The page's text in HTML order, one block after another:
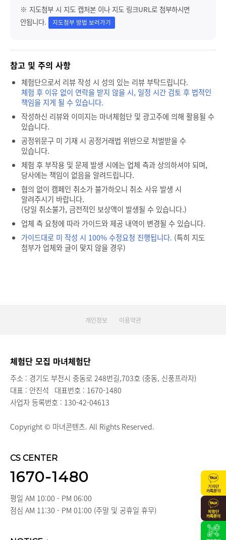
※ 지도첨부 시 지도 캡처본 이나 지도 링크URL로 첨부하시면
안됩니다.
지도첨부 방법 보러가기
참고 및 주의 사항
체험단으로서 리뷰 작성 시 성의 있는 리뷰 부탁드립니다.
체험 후 이유 없이 연락을 받지 않을 시, 일정 시간 검토 후 법적인
책임을 지게 될 수 있습니다.
작성하신 리뷰와 이미지는 마녀체험단 및 광고주에 의해 활용될 수
있습니다.
공정위문구 미 기재 시 공정거래법 위반으로 처벌받을 수
있습니다.
체험 후 부작용 및 문제 발생 시에는 업체 측과 상의하셔야 되며,
당사에는 책임이 없음을 알려드립니다.
협의 없이 캠페인 취소가 불가하오니 취소 사유 발생 시
알려주시기 바랍니다.
(당일 취소불가, 금전적인 보상액이 발생될 수 있습니다.)
업체 측 요청에 따라 가이드와 제공 내역이 변경될 수 있습니다.
가이드대로 미 작성 시 100% 수정요청 진행됩니다. (특히 지도
첨부가 업체와 글이 맞지 않을 경우)
개인정보 이용약관
체험단 모집 마녀체험단
주소 : 경기도 부천시 중동로 248번길,703호 (중동, 신풍프라자)
대표 : 안진석 대표번호 : 1670-1480
사업자 등록번호 : 130-42-04613
Copyright © 마녀콘텐츠. All Rights Reserved.
CS CENTER
1670-1480
평일 AM 10:00 - PM 06:00
점심 AM 11:30 - PM 01:00 (주말 및 공휴일 휴무)